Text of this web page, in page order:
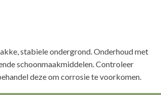
stabiele ondergrond. Onderhoud met
schoonmaakmiddelen. Controleer
deze om corrosie te voorkomen.